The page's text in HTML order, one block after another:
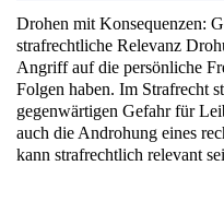
Drohen mit Konsequenzen:
strafrechtliche Relevanz
Angriff auf die persönliche
Folgen haben. Im Strafrecht
gegenwärtigen Gefahr für
auch die Androhung eines
kann strafrechtlich relevant